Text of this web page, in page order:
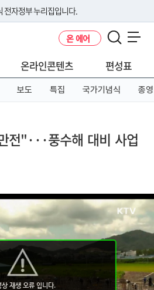
전자정부 누리집입니다.
도메인 주소를 사용하고 있다면 아래 URL에
요
온 에어
온라인콘텐츠 편성표
보도 특집 국가기념식 종영
전"···풍수해 대비 사업